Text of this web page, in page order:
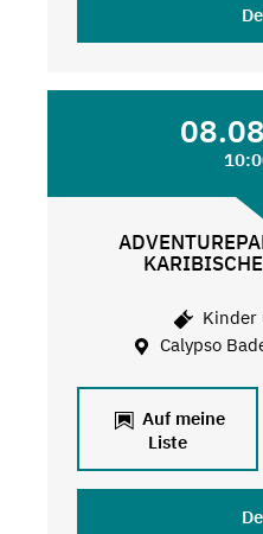
Kinder
Calypso
Auf meine
Liste